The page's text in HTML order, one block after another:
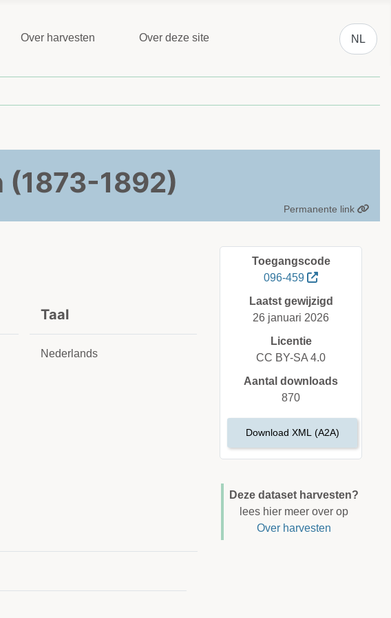
Over harvesten Over deze site
Selecteer
NL
(1873-1892)
Permanente link
Taal
Nederlands
Toegangscode
096-459
Laatst gewijzigd
26 januari 2026
Licentie
CC BY-SA 4.0
Aantal downloads
870
Download XML (A2A)
Deze dataset harvesten?
lees hier meer over op
Over harvesten